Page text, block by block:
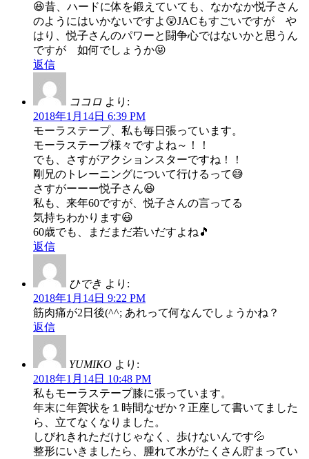
😆昔、ハードに体を鍛えていても、なかなか悦子さん
のようにはいかないですよ😲JACもすごいですが や
はり、悦子さんのパワーと闘争心ではないかと思うん
ですが 如何でしょうか😝
返信
ココロ より:
2018年1月14日 6:39 PM
モーラステープ、私も毎日張っています。
モーラステープ様々ですよね～！！
でも、さすがアクションスターですね！！
剛兄のトレーニングについて行けるって😅
さすがーーー悦子さん😆
私も、来年60ですが、悦子さんの言ってる
気持ちわかります😃
60歳でも、まだまだ若いだすよね🎵
返信
ひでき より:
2018年1月14日 9:22 PM
筋肉痛が2日後(^^; あれって何なんでしょうかね？
返信
YUMIKO より:
2018年1月14日 10:48 PM
私もモーラステープ膝に張っています。
年末に年賀状を１時間なぜか？正座して書いてました
ら、立てなくなりました。
しびれきれただけじゃなく、歩けないんです💦
整形にいきましたら、腫れて水がたくさん貯まってい